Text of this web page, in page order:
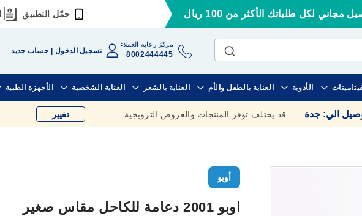
مجاني لكل طلباتك الأكثر من 100 ريال حمّل التطبيق
مركز رعاية العملاء
8002444445 تسجيل الدخول حساب جديد
الأدوية العناية بالطفل والأم العناية بالشعر العناية الشخصية الأجهزة الطبية
الي: جدة قد يختلف توفر المنتجات والعروض الترويجية. تغيير
أوبو
اوبو 2001 دعامة للكاحل مقاس صغير